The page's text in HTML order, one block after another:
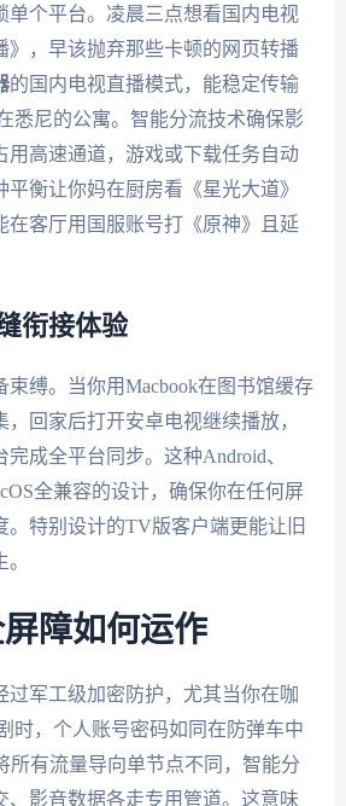
单个平台。凌晨三点想看国内电视
》，早该抛弃那些卡顿的网页转播
的国内电视直播模式，能稳定传输
悉尼的公寓。智能分流技术确保影
用高速通道，游戏或下载任务自动
平衡让你妈在厨房看《星光大道》
在客厅用国服账号打《原神》且延
衔接体验
束缚。当你用Macbook在图书馆缓存
，回家后打开安卓电视继续播放，
完成全平台同步。这种Android、
全兼容的设计，确保你在任何屏
。特别设计的TV版客户端更能让旧
障如何运作
过军工级加密防护，尤其当你在咖
时，个人账号密码如同在防弹车中
所有流量导向单节点不同，智能分
、影音数据各走专用管道。这意味